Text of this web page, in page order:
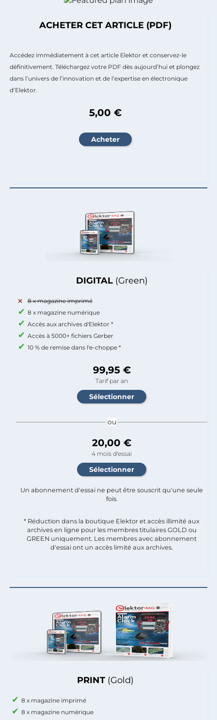
PRINT (Gold)
8 x magazine imprimé
8 x magazine numérique
DIGITAL (Green)
8 x magazine imprimé
8 x magazine numérique
Accès aux archives d'Elektor *
Accès à 5000+ fichiers Gerber
10 % de remise dans l'e-choppe *
99,95 €
Tarif par an
ou
20,00 €
4 mois d'essai
Un abonnement d'essai ne peut être souscrit qu'une seule
fois.​
* Réduction dans la boutique Elektor et accès illimité aux
archives en ligne pour les membres titulaires GOLD ou
GREEN uniquement. Les membres avec abonnement
d'essai ont un accès limité aux archives.
ACHETER CET ARTICLE (PDF)
Accédez immédiatement à cet article Elektor et conservez-le
définitivement. Téléchargez votre PDF dès aujourd’hui et plongez
dans l’univers de l’innovation et de l’expertise en électronique
d’Elektor.
5,00 €